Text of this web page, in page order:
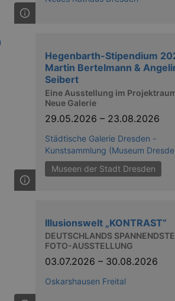
Hegenbarth-Stipendium
Martin Bertelmann &
Seibert
Eine Ausstellung im
Neue Galerie
29.05.2026 – 23.08.2026
Städtische Galerie Dresden -
Kunstsammlung (Museum
Museen der Stadt Dresden
Illusionswelt „KONTRAST”
DEUTSCHLANDS SPANNENDSTE
FOTO-AUSSTELLUNG
03.07.2026 – 30.08.2026
Oskarshausen Freital
visitor cookie consent
to work properly.
Cross-Site Request Forgery
Cross-Site Request Forgery
Analytics - which is a
used analytics service. This
assigning a randomly
in each page request
and campaign data for the
after 2 years, although
2017 no information is
update a unique value for